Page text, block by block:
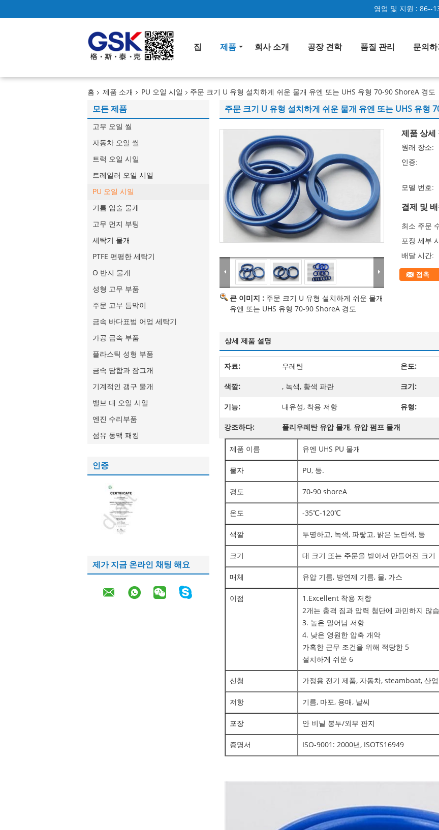
영업 및 지원 : 86--
집 제품 회사 소개 공장 견학 품질 관리 문의하
홈 제품 소개 PU 오일 시일 주문 크기 U 유형 설치하게 쉬운 물개 유엔 또는 UHS 유형 70-90 ShoreA 경도
모든 제품
고무 오일 씰
자동차 오일 씰
트럭 오일 시일
트레일러 오일 시일
PU 오일 시일
기름 입술 물개
고무 먼지 부팅
세탁기 물개
PTFE 편평한 세탁기
O 반지 물개
성형 고무 부품
주문 고무 틈막이
금속 바다표범 어업 세탁기
가공 금속 부품
플라스틱 성형 부품
금속 담합과 잠그개
기계적인 갱구 물개
밸브 대 오일 시일
엔진 수리부품
섬유 동맥 패킹
인증
제가 지금 온라인 채팅 해요
주문 크기 U 유형 설치하게 쉬운 물개 유엔 또는 UHS 유형
큰 이미지 : 주문 크기 U 유형 설치하게 쉬운 물개
유엔 또는 UHS 유형 70-90 ShoreA 경도
제품 상세
원래 장소:
인증:
모델 번호:
결제 및
최소 주문
포장 세부
배달 시간:
접촉
상세 제품 설명
자료: 우레탄 온도:
색깔: , 녹색, 황색 파란 크기:
기능: 내유성, 착용 저항 유형:
강조하다: 폴리우레탄 유압 물개, 유압 펌프 물개
제품 이름 유엔 UHS PU 물개
물자 PU, 등.
경도 70-90 shoreA
온도 -35℃-120℃
색깔 투명하고, 녹색, 파랗고, 밝은 노란색, 등
크기 대 크기 또는 주문을 받아서 만들어진 크기
매체 유압 기름, 방연제 기름, 물, 가스
이점
1.Excellent 착용 저항
2개는 충격 짐과 압력 첨단에 과민하지 않
3. 높은 밀어남 저항
4. 낮은 영원한 압축 개악
가혹한 근무 조건을 위해 적당한 5
설치하게 쉬운 6
신청 가정용 전기 제품, 자동차, steamboat, 산
저항 기름, 마포, 용매, 날씨
포장 안 비닐 봉투/외부 판지
증명서 ISO-9001: 2000년, ISOTS16949